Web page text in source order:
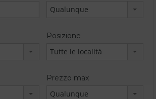
Qualunque
Posizione
Tutte le località
Prezzo max
Qualunque